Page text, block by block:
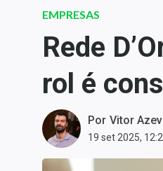
Carteiras Recomendadas
Central de Dividendos
Central de Fundos
Central dos IPOs
Renda Fixa
Finanças Pessoais
Mercados
EMPRESAS
Rede
rol é
Por Vitor
19 set 2025,